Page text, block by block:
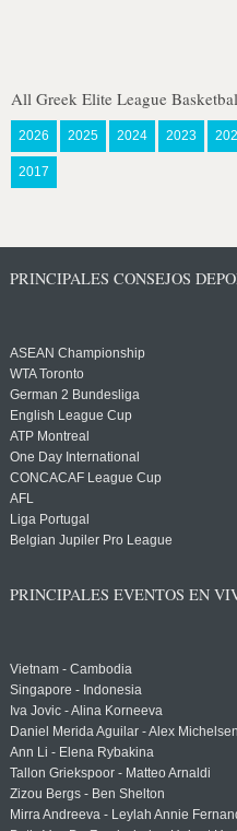
All Greek Elite League
2026 2025 2024 2023
2017
PRINCIPALES CONSEJOS
ASEAN Championship
WTA Toronto
German 2 Bundesliga
English League Cup
ATP Montreal
One Day International
CONCACAF League Cup
AFL
Liga Portugal
Belgian Jupiler Pro League
PRINCIPALES EVENTOS EN
Vietnam - Cambodia
Singapore - Indonesia
Iva Jovic - Alina Korneeva
Daniel Merida Aguilar - Alex Michelsen
Ann Li - Elena Rybakina
Tallon Griekspoor - Matteo Arnaldi
Zizou Bergs - Ben Shelton
Mirra Andreeva - Leylah Annie